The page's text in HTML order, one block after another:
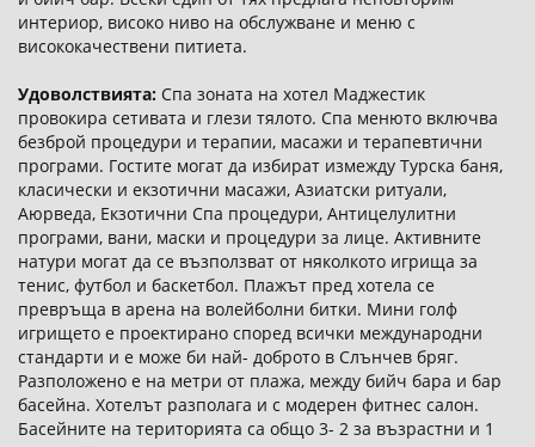
интериор, високо ниво на обслужване и меню с
висококачествени питиета.
Удоволствията: Спа зоната на хотел Маджестик
провокира сетивата и глези тялото. Спа менюто включва
безброй процедури и терапии, масажи и терапевтични
програми. Гостите могат да избират измежду Турска баня,
класически и екзотични масажи, Азиатски ритуали,
Аюрведа, Екзотични Спа процедури, Антицелулитни
програми, вани, маски и процедури за лице. Активните
натури могат да се възползват от няколкото игрища за
тенис, футбол и баскетбол. Плажът пред хотела се
превръща в арена на волейболни битки. Мини голф
игрището е проектирано според всички международни
стандарти и е може би най- доброто в Слънчев бряг.
Разположено е на метри от плажа, между бийч бара и бар
басейна. Хотелът разполага и с модерен фитнес салон.
Басейните на територията са общо 3- 2 за възрастни и 1